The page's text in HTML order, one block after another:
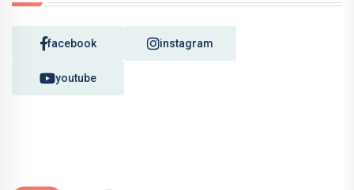
facebook instagram
youtube